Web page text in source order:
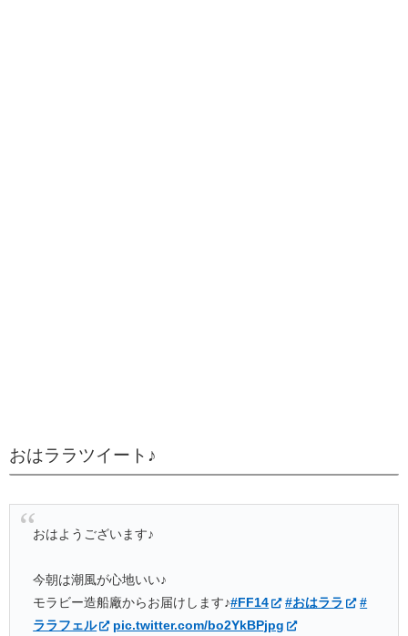
おはララツイート♪
おはようございます♪
今朝は潮風が心地いい♪
モラビー造船廠からお届けします♪#FF14 #おはララ
#
ララフェル
pic.twitter.com/bo2YkBPjpg